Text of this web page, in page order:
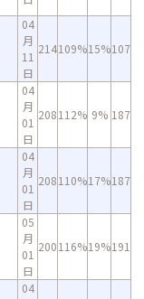
04
月
11
日
214109%15%107
04
月
01
日
208112% 9% 187
04
月
01
日
208110%17%187
05
月
01
日
200116%19%191
04